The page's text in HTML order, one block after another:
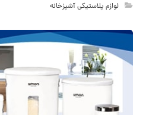
لوازم پلاستیکی آشپزخانه